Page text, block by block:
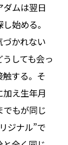
ダムは翌日
始める。
づかれない
しても会っ
する。そ
え生年月
でもが同じ
ジナル”で